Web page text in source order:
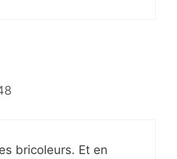
bricoleurs. Et en